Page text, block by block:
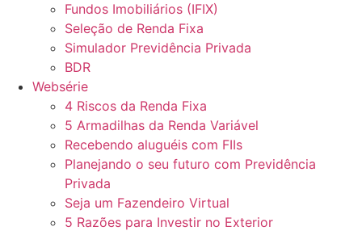
Fundos Imobiliários (IFIX)
Seleção de Renda Fixa
Simulador Previdência Privada
BDR
Websérie
4 Riscos da Renda Fixa
5 Armadilhas da Renda Variável
Recebendo aluguéis com FIIs
Planejando o seu futuro com Previdência
Privada
Seja um Fazendeiro Virtual
5 Razões para Investir no Exterior